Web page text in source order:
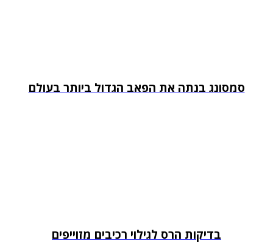
סמסונג בנתה את הפאב הגדול ביותר בעולם
בדיקות הרס לגילוי רכיבים מזוייפים